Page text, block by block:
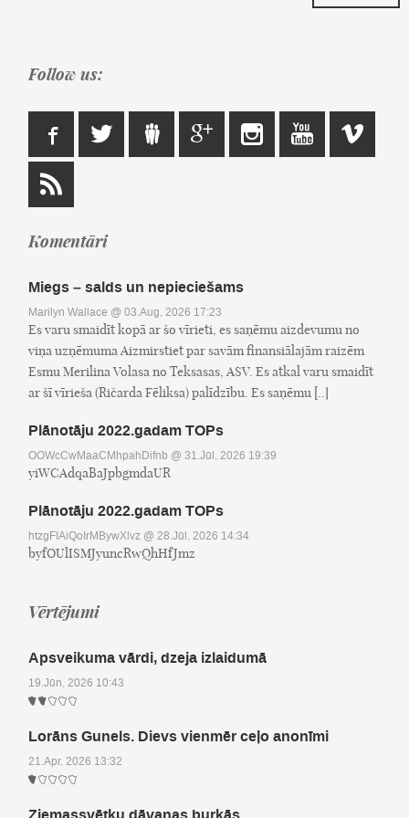
Follow us:
Komentāri
Miegs – salds un nepieciešams
Marilyn Wallace @ 03.Aug, 2026 17:23
Es varu smaidīt kopā ar šo vīrieti, es saņēmu aizdevumu no
viņa uzņēmuma Aizmirstiet par savām finansiālajām raizēm
Esmu Merilina Volasa no Teksasas, ASV. Es atkal varu smaidīt
ar šī vīrieša (Ričarda Fēliksa) palīdzību. Es saņēmu [..]
Plānotāju 2022.gadam TOPs
OOWcCwMaaCMhpahDifnb @ 31.Jūl, 2026 19:39
yiWCAdqaBaJpbgmdaUR
Plānotāju 2022.gadam TOPs
htzgFIAiQoIrMBywXlvz @ 28.Jūl, 2026 14:34
byfOUlISMJyuncRwQhHfJmz
Vērtējumi
Apsveikuma vārdi, dzeja izlaidumā
19.Jūn, 2026 10:43
Lorāns Gunels. Dievs vienmēr ceļo anonīmi
21.Apr, 2026 13:32